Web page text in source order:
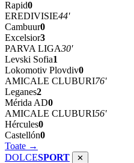
Rapid0
EREDIVISIE44'
Cambuur0
Excelsior3
PARVA LIGA30'
Levski Sofia1
Lokomotiv Plovdiv0
AMICALE CLUBURI76'
Leganes2
Mérida AD0
AMICALE CLUBURI56'
Hércules0
Castellón0
Toate →
DOLCESPORT ✕